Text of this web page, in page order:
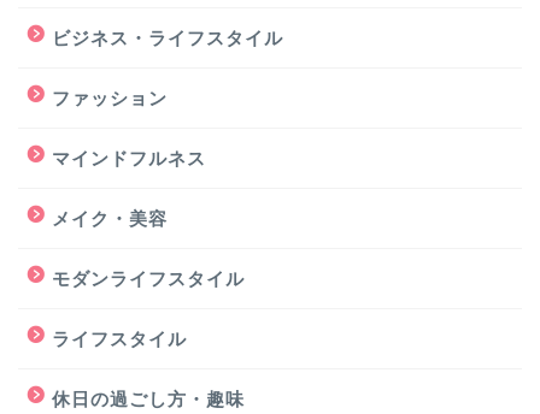
ビジネス・ライフスタイル
ファッション
マインドフルネス
メイク・美容
モダンライフスタイル
ライフスタイル
休日の過ごし方・趣味